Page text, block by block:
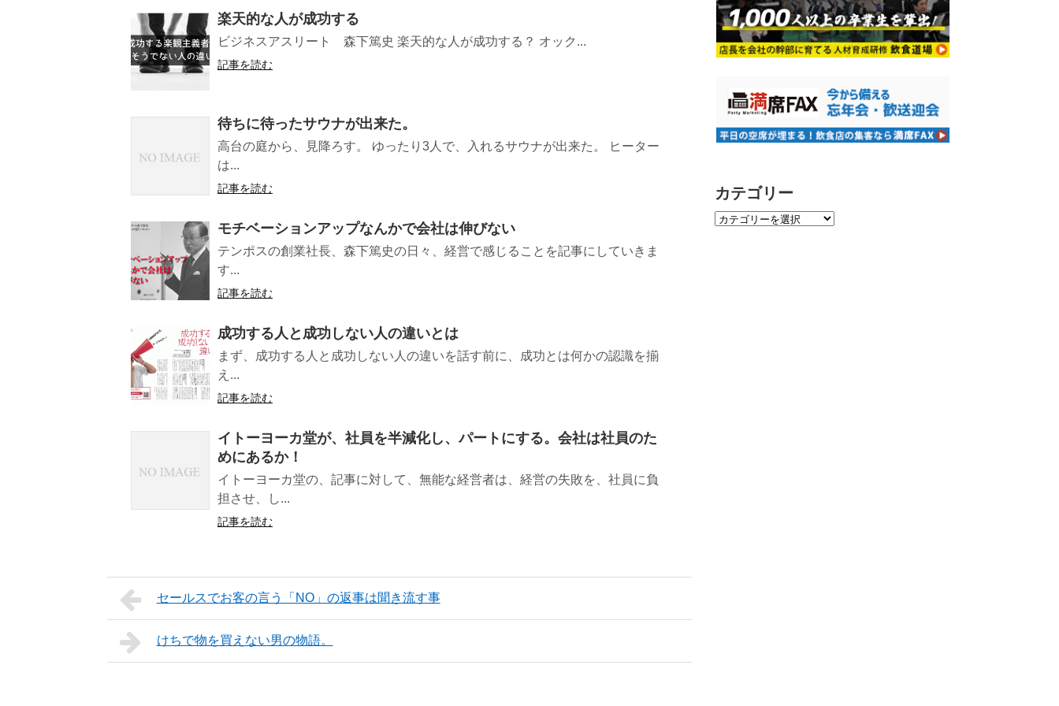
楽天的な人が成功する
ビジネスアスリート 森下篤史 楽天的な人が成功する？ オック...
記事を読む
待ちに待ったサウナが出来た。
高台の庭から、見降ろす。 ゆったり3人で、入れるサウナが出来た。 ヒーター
は...
記事を読む
モチベーションアップなんかで会社は伸びない
テンポスの創業社長、森下篤史の日々、経営で感じることを記事にしていきま
す...
記事を読む
成功する人と成功しない人の違いとは
まず、成功する人と成功しない人の違いを話す前に、成功とは何かの認識を揃
え...
記事を読む
イトーヨーカ堂が、社員を半減化し、パートにする。会社は社員のた
めにあるか！
イトーヨーカ堂の、記事に対して、無能な経営者は、経営の失敗を、社員に負
担させ、し...
記事を読む
セールスでお客の言う「NO」の返事は聞き流す事
けちで物を買えない男の物語。
カテゴリー